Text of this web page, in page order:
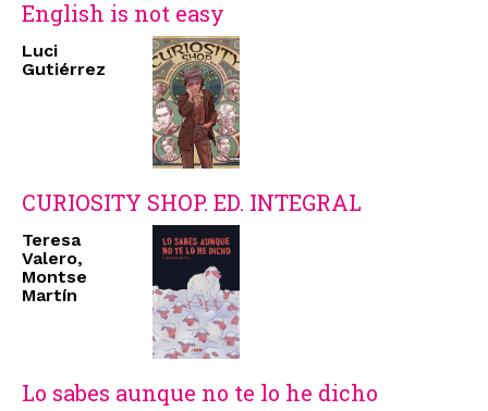
English is not easy
Luci
Gutiérrez
CURIOSITY SHOP. ED. INTEGRAL
Teresa
Valero,
Montse
Martín
Lo sabes aunque no te lo he dicho